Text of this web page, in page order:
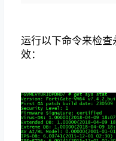
运行以下命令来检查
效：